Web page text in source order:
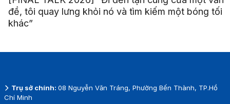
đề, tôi quay lưng khỏi nó và tìm kiếm một bóng tối
khác”
Trụ sở chính: 08 Nguyễn Văn Tráng, Phường Bến Thành, TP.Hồ
Chí Minh